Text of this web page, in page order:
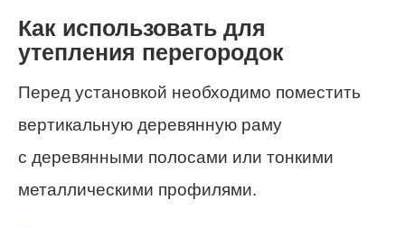
Как использовать для
утепления перегородок
Перед установкой необходимо поместить
вертикальную деревянную раму
с деревянными полосами или тонкими
металлическими профилями.